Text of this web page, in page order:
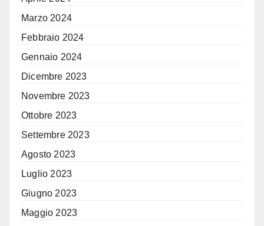
Marzo 2024
Febbraio 2024
Gennaio 2024
Dicembre 2023
Novembre 2023
Ottobre 2023
Settembre 2023
Agosto 2023
Luglio 2023
Giugno 2023
Maggio 2023